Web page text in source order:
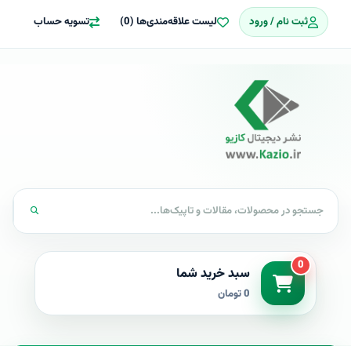
ثبت نام / ورود لیست علاقه‌مندی‌ها (0) تسویه حساب
0 سبد خرید شما
0 تومان